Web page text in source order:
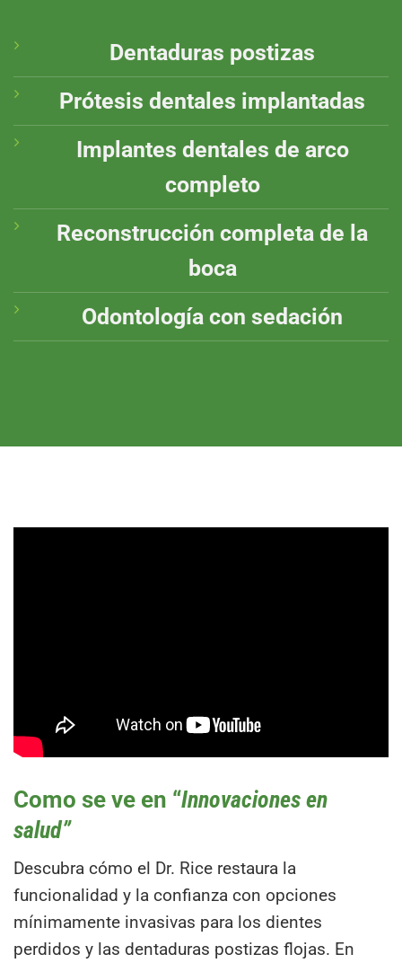
Dentaduras postizas
Prótesis dentales implantadas
Implantes dentales de arco
completo
Reconstrucción completa de la
boca
Odontología con sedación
Como se ve en “Innovaciones en
salud”
Descubra cómo el Dr. Rice restaura la
funcionalidad y la confianza con opciones
mínimamente invasivas para los dientes
perdidos y las dentaduras postizas flojas. En